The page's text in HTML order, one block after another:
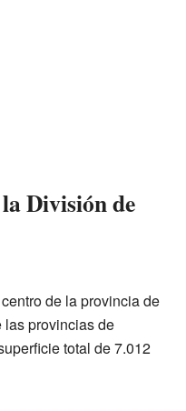
División de
de la provincia de
las provincias de
total de 7.012